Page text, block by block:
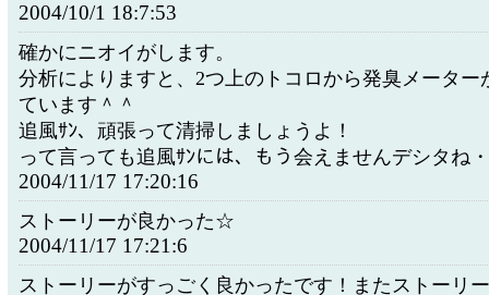
2004/10/1 18:7:53
確かにニオイがします。
分析によりますと、2つ上のトコロから発臭メーター
ています＾＾
追風ｻﾝ、頑張って清掃しましょうよ！
って言っても追風ｻﾝには、もう会えませんデシタね
2004/11/17 17:20:16
ストーリーが良かった☆
2004/11/17 17:21:6
ストーリーがすっごく良かったです！またストーリ